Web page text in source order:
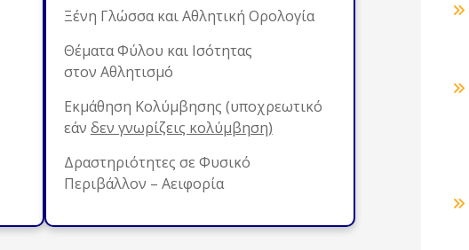
Ξένη Γλώσσα και Αθλητική Ορολογία
Θέματα Φύλου και Ισότητας
στον Αθλητισμό
Εκμάθηση Κολύμβησης (υποχρεωτικό
εάν δεν γνωρίζεις κολύμβηση)
Δραστηριότητες σε Φυσικό
Περιβάλλον – Αειφορία